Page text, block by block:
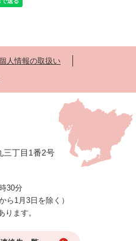
人情報の取扱い
三丁目1番2号
30分
ら1月3日を除く）
ます。